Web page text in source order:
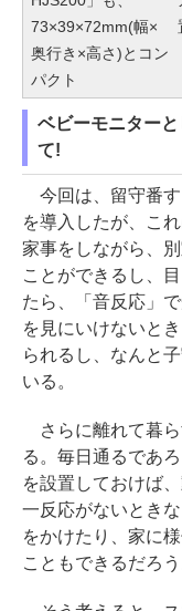
73×39×72mm(幅×
奥行き×高さ)とコン
パクト
ベビーモニター
て!
今回は、留守番す
を導入したが、こ
家事をしながら、
ことができるし、
たら、「音反応」
を見にいけないと
られるし、なんと
いる。
さらに離れて暮ら
る。毎日通るであ
を設置しておけば
一反応がないとき
をかけたり、家に
こともできるだろう